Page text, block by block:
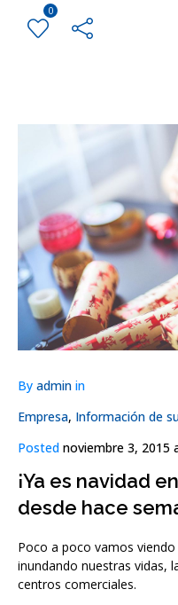
0
By admin in
Empresa, Información de
Posted noviembre 3, 2015
¡Ya es navidad
desde hace
Poco a poco vamos
inundando nuestras vidas,
centros comerciales.